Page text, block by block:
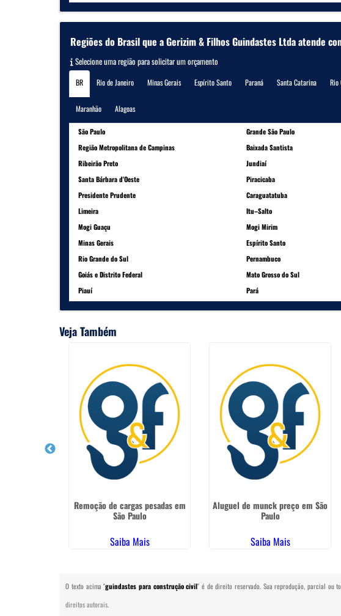
Regiões do Brasil que a Gerizim & Filhos Guindastes Ltda atende
Selecione uma região para solicitar um orçamento
BR Rio de Janeiro Minas Gerais Espírito Santo Paraná Santa Catarina Rio
Maranhão Alagoas
São Paulo Grande São Paulo
Região Metropolitana de Campinas
Baixada Santista
Ribeirão Preto
Jundiaí
Santa Bárbara d'Oeste
Piracicaba
Presidente Prudente
Caraguatatuba
Limeira
Itu–Salto
Mogi Guaçu
Mogi Mirim
Minas Gerais
Espírito Santo
Rio Grande do Sul
Pernambuco
Goiás e Distrito Federal
Mato Grosso do Sul
Piauí
Pará
Veja Também
Remoção de cargas pesadas em
São Paulo
Saiba Mais
Aluguel de munck preço em São
Paulo
Saiba Mais
O texto acima "guindastes para construção civil" é de direito reservado. Sua reprodução, parcial ou
direitos autorais.